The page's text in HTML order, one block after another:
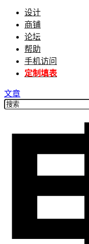
设计
商铺
论坛
帮助
手机访问
定制填表
文章